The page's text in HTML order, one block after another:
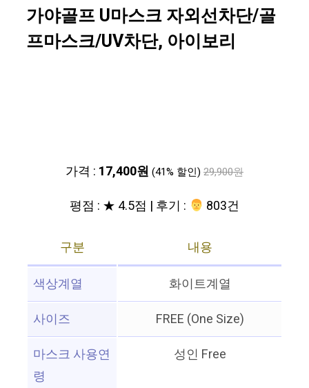
가야골프 U마스크 자외선차단/골
프마스크/UV차단, 아이보리
가격 : 17,400원 (41% 할인) 29,900원
평점 : ★ 4.5점 | 후기 : ‍‍ 803건
구분
내용
색상계열
화이트계열
사이즈
FREE (One Size)
마스크 사용연
령
성인 Free